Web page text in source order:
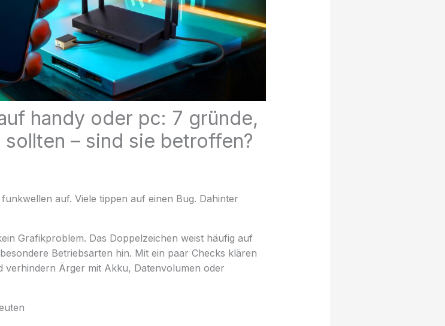
handy oder pc: 7 gründe,
– sind sie betroffen?
auf. Viele tippen auf einen Bug. Dahinter
Grafikproblem. Das Doppelzeichen weist häufig auf
Betriebsarten hin. Mit ein paar Checks klären
verhindern Ärger mit Akku, Datenvolumen oder